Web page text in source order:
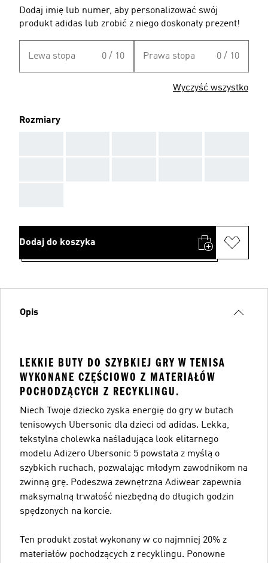
Dodaj imię lub numer, aby personalizować swój
produkt adidas lub zrobić z niego doskonały prezent!
Lewa stopa 0 / 10 Prawa stopa 0 / 10
Wyczyść wszystko
Rozmiary
Dodaj do koszyka
Opis
LEKKIE BUTY DO SZYBKIEJ GRY W TENISA
WYKONANE CZĘŚCIOWO Z MATERIAŁÓW
POCHODZĄCYCH Z RECYKLINGU.
Niech Twoje dziecko zyska energię do gry w butach
tenisowych Ubersonic dla dzieci od adidas. Lekka,
tekstylna cholewka naśladująca look elitarnego
modelu Adizero Ubersonic 5 powstała z myślą o
szybkich ruchach, pozwalając młodym zawodnikom na
zwinną grę. Podeszwa zewnętrzna Adiwear zapewnia
maksymalną trwałość niezbędną do długich godzin
spędzonych na korcie.
Ten produkt został wykonany w co najmniej 20% z
materiałów pochodzących z recyklingu. Ponowne